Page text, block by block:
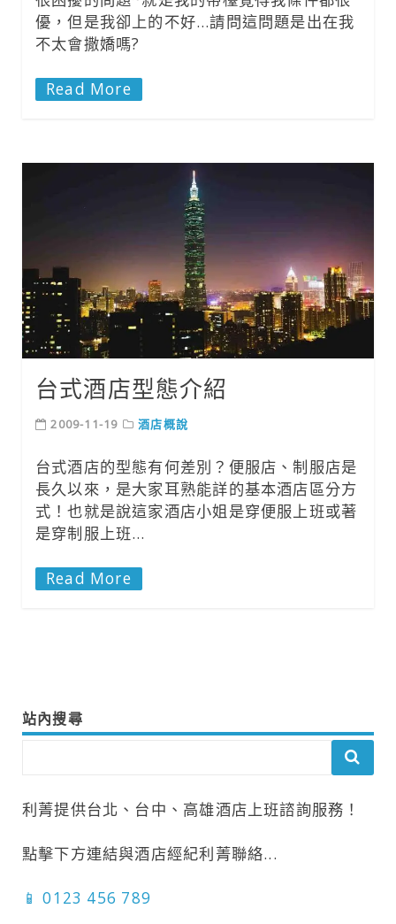
優，但是我卻上的不好…請問這問題是出在我
不太會撒嬌嗎?
Read More
台式酒店型態介紹
2009-11-19 酒店概說
台式酒店的型態有何差別？便服店、制服店是
長久以來，是大家耳熟能詳的基本酒店區分方
式！也就是說這家酒店小姐是穿便服上班或著
是穿制服上班…
Read More
站內搜尋
利菁提供台北、台中、高雄酒店上班諮詢服務！
點擊下方連結與酒店經紀利菁聯絡...
📱 0123 456 789